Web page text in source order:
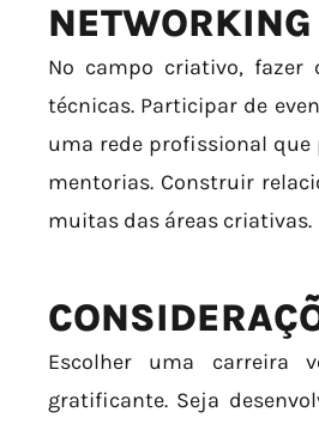
No campo criativo, fazer
técnicas. Participar de
uma rede profissional que
mentorias. Construir
muitas das áreas criativas.
Escolher uma carreira
gratificante. Seja